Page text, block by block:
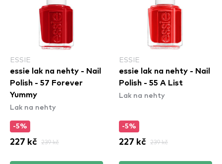
ESSIE
essie lak na nehty - Nail
Polish - 57 Forever
Yummy
Lak na nehty
-5%
227 kč 239 kč
ESSIE
essie lak na nehty - Nail
Polish - 55 A List
Lak na nehty
-5%
227 kč 239 kč